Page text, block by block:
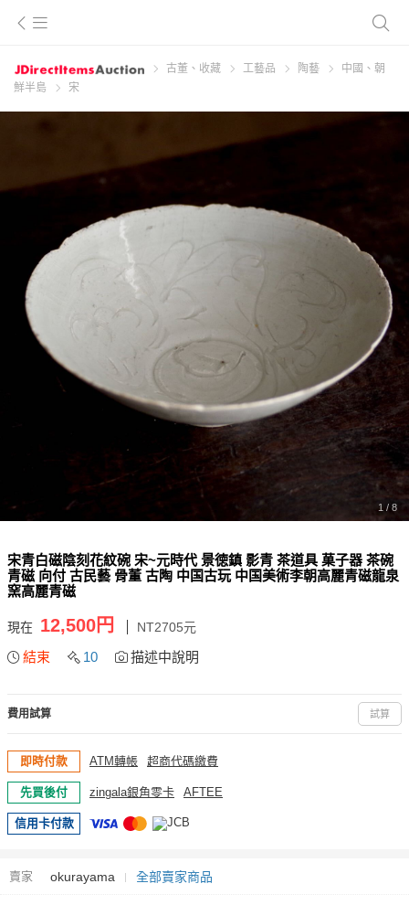
古董、收藏 工藝品 陶藝
中國、朝
鮮半島
宋
1 / 8
宋青白磁陰刻花紋碗 宋~元時代 景徳鎮 影青 茶道具 菓子器 茶碗
青磁 向付 古民藝 骨董 古陶 中国古玩 中国美術李朝高麗青磁龍泉
窯高麗青磁
現在 12,500円 NT2705元
結束 10 描述中說明
費用試算 試算
即時付款 ATM轉帳 超商代碼繳費
先買後付 zingala銀角零卡 AFTEE
信用卡付款
賣家 okurayama 全部賣家商品